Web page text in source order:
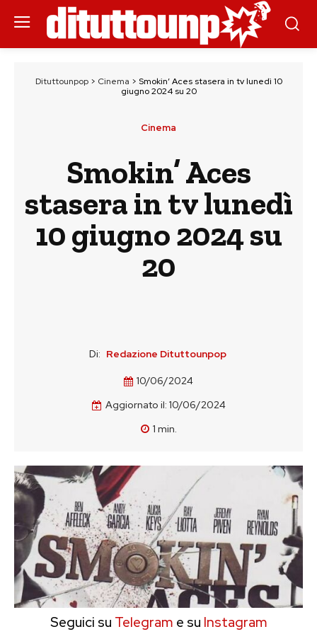
Dituttounpop> Cinema > Smokin’ Aces stasera in tv lunedì 10
giugno 2024 su 20
Cinema
Smokin’ Aces
stasera in tv lunedì
10 giugno 2024 su
20
Di: Redazione Dituttounpop
10/06/2024
Aggiornato il: 10/06/2024
1 min.
Seguici su Telegram e su Instagram